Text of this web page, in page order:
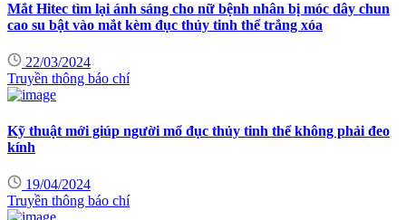
Mắt Hitec tìm lại ánh sáng cho nữ bệnh nhân bị móc dây chun
cao su bật vào mắt kèm đục thủy tinh thể trắng xóa
22/03/2024
Truyền thông báo chí
Kỹ thuật mới giúp người mổ đục thủy tinh thể không phải đeo
kính
19/04/2024
Truyền thông báo chí